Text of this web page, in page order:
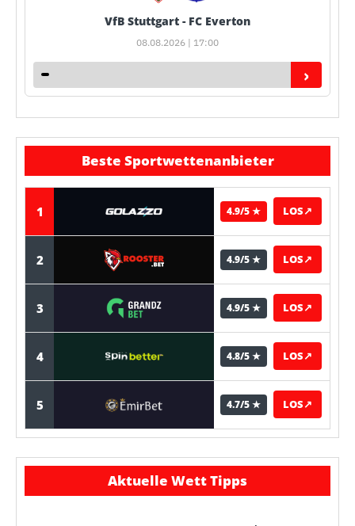
VfB Stuttgart - FC Everton
08.08.2026 | 17:00
›
Beste Sportwettenanbieter
1 4.9/5 ★ LOS↗
2 4.9/5 ★ LOS↗
3 4.9/5 ★ LOS↗
4 4.8/5 ★ LOS↗
5 4.7/5 ★ LOS↗
Aktuelle Wett Tipps